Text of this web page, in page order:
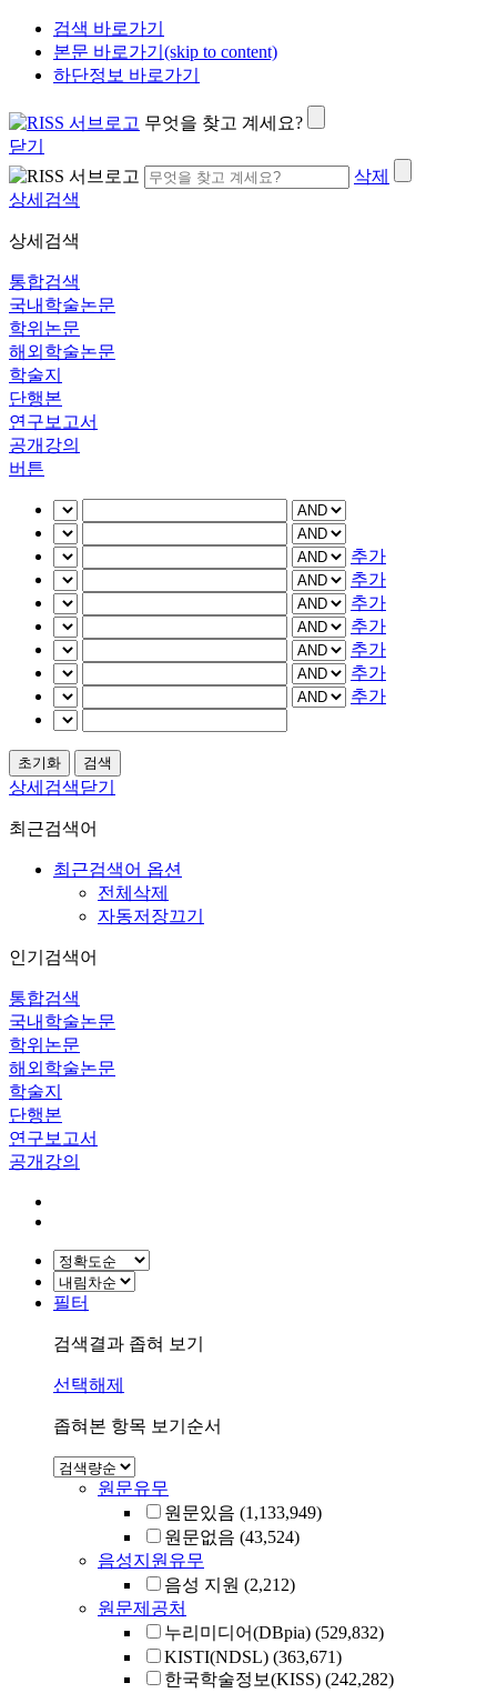
검색 바로가기
본문 바로가기(skip to content)
하단정보 바로가기
무엇을 찾고 계세요?
닫기
삭제
상세검색
상세검색
통합검색
국내학술논문
학위논문
해외학술논문
학술지
단행본
연구보고서
공개강의
버튼
추가
추가
추가
추가
추가
추가
추가
상세검색닫기
최근검색어
최근검색어 옵션
전체삭제
자동저장끄기
인기검색어
통합검색
국내학술논문
학위논문
해외학술논문
학술지
단행본
연구보고서
공개강의
필터
검색결과 좁혀 보기
선택해제
좁혀본 항목 보기순서
원문유무
원문있음 (1,133,949)
원문없음 (43,524)
음성지원유무
음성 지원 (2,212)
원문제공처
누리미디어(DBpia) (529,832)
KISTI(NDSL) (363,671)
한국학술정보(KISS) (242,282)